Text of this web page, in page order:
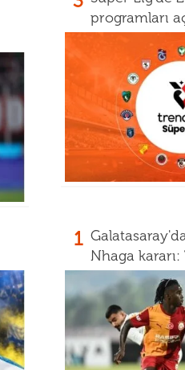
programları
1
Nhaga kararı: